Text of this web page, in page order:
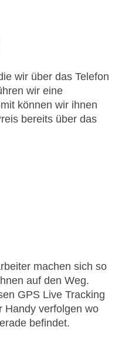
wir über das Telefon
wir eine
können wir ihnen
bereits über das
machen sich so
auf den Weg.
GPS Live Tracking
Handy verfolgen wo
befindet.